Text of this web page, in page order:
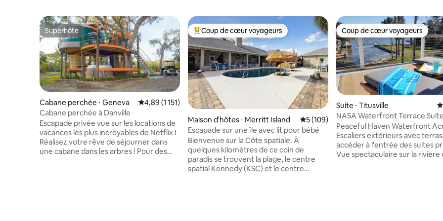
Superhôte
Superhôte
Cabane perchée ⋅ Geneva Évaluation moyenne sur la base de 1 151 commentaires : 4,89 sur 5
4,89 (1 151)
Cabane perchée à Danville
Escapade privée vue sur les locations de
vacances les plus incroyables de Netflix !
Réalisez votre rêve de séjourner dans
une cabane dans les arbres ! Pour des
Coups de cœur voyageurs les plus appréciés
Coup de cœur voyageurs
Maison d'hôtes ⋅ Merritt Island Évaluation moyenne sur la base de 109
5 (109)
Escapade sur une île avec lit pour bébé
Bienvenue sur la Côte spatiale. À
quelques kilomètres de ce coin de
paradis se trouvent la plage, le centre
spatial Kennedy (KSC) et le centre
Coup de cœur voyageurs
Coup de cœur voyageurs
Suite ⋅ Titusville
NASA Waterfront Terrace
Dock Sep Entrance
Peaceful Haven Waterfront
Escaliers extérieurs avec
accéder à l'entrée des suites
Vue spectaculaire sur la rivière